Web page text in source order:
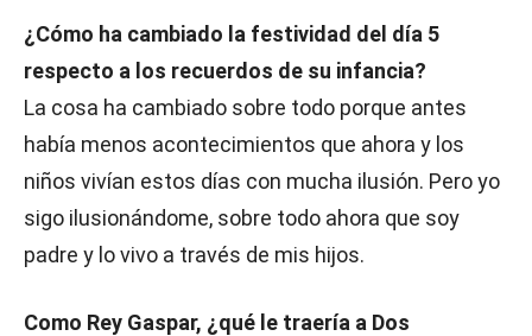
¿Cómo ha cambiado la festividad del día 5
respecto a los recuerdos de su infancia?
La cosa ha cambiado sobre todo porque antes
había menos acontecimientos que ahora y los
niños vivían estos días con mucha ilusión. Pero yo
sigo ilusionándome, sobre todo ahora que soy
padre y lo vivo a través de mis hijos.
Como Rey Gaspar, ¿qué le traería a Dos